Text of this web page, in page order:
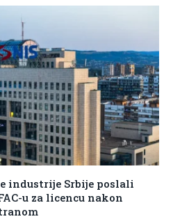
industrije Srbije poslali
u za licencu nakon